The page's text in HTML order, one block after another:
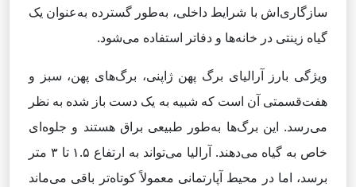
سازگاری‌اش با شرایط داخلی، به‌طور گسترده به‌عنوان یک
گیاه زینتی در خانه‌ها و دفاتر استفاده می‌شود.
ویژگی بارز آرالیای برگ پهن ژاپنی، برگ‌های پهن، سبز و
هفت‌قسمتی آن است که شبیه به یک دست باز شده به نظر
می‌رسد. این برگ‌ها به‌طور طبیعی براق هستند و جلوه‌ای
خاص به گیاه می‌دهند. آرالیا می‌تواند به ارتفاع ۱.۵ تا ۳ متر
برسد، اما در محیط آپارتمانی معمولاً کوتاه‌تر باقی می‌ماند